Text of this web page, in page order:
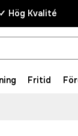
Hög Kvalité
Fritid